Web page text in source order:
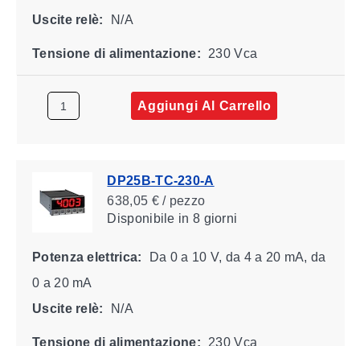
Uscite relè: N/A
Tensione di alimentazione: 230 Vca
Aggiungi Al Carrello
DP25B-TC-230-A
638,05 € / pezzo
Disponibile in 8 giorni
Potenza elettrica:
Da 0 a 10 V, da 4 a 20 mA, da
0 a 20 mA
Uscite relè:
N/A
Tensione di alimentazione: 230 Vca